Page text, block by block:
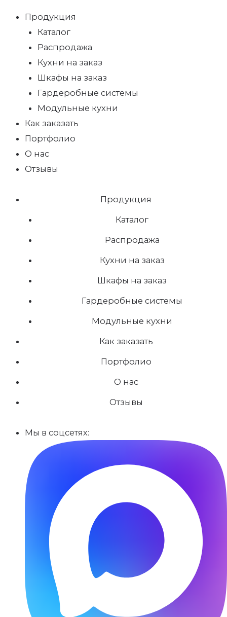
Продукция
Каталог
Распродажа
Кухни на заказ
Шкафы на заказ
Гардеробные системы
Модульные кухни
Как заказать
Портфолио
О нас
Отзывы
Продукция
Каталог
Распродажа
Кухни на заказ
Шкафы на заказ
Гардеробные системы
Модульные кухни
Как заказать
Портфолио
О нас
Отзывы
Мы в соцсетях: